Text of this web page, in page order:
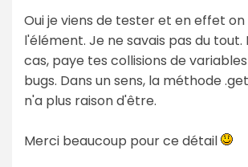
Oui je viens de tester et en effet
l'élément. Je ne savais pas du tout.
cas, paye tes collisions de
bugs. Dans un sens, la méthode
n'a plus raison d'être.
Merci beaucoup pour ce détail